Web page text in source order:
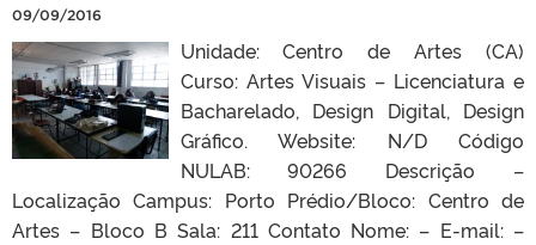
09/09/2016
Unidade: Centro de Artes (CA)
Curso: Artes Visuais – Licenciatura e
Bacharelado, Design Digital, Design
Gráfico. Website: N/D Código
NULAB: 90266 Descrição –
Localização Campus: Porto Prédio/Bloco: Centro de
Artes – Bloco B Sala: 211 Contato Nome: – E-mail: –